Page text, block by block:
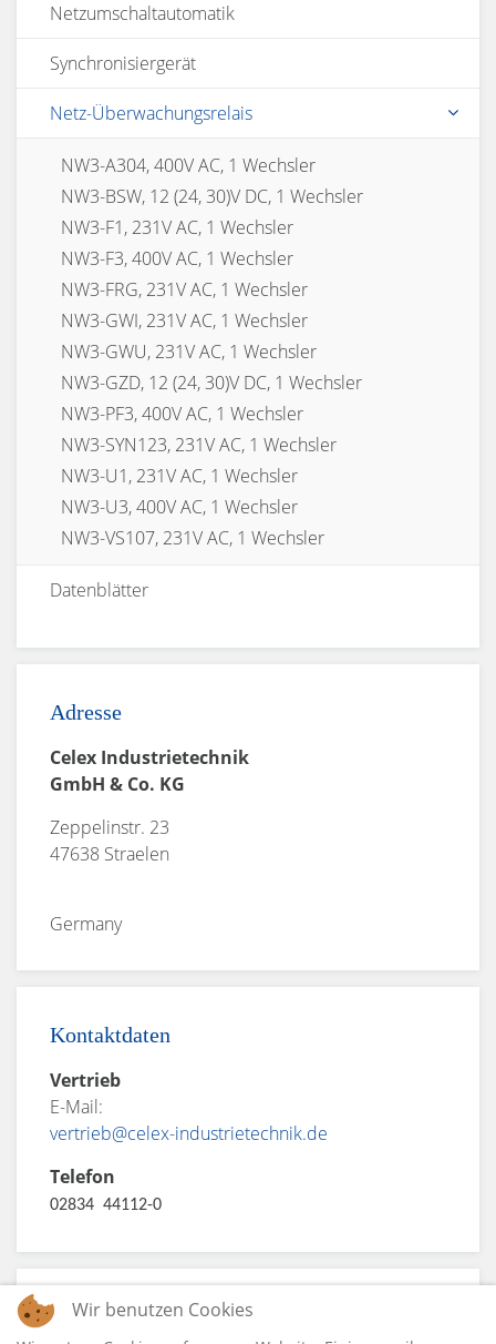
Generatorsteuerung, Mittelspannung
Notsromsteuerung, Niederspannung
Notstromsteuerung, Mittelspannung
Netzumschaltautomatik
Synchronisiergerät
Netz-Überwachungsrelais
NW3-A304, 400V AC, 1 Wechsler
NW3-BSW, 12 (24, 30)V DC, 1 Wechsler
NW3-F1, 231V AC, 1 Wechsler
NW3-F3, 400V AC, 1 Wechsler
NW3-FRG, 231V AC, 1 Wechsler
NW3-GWI, 231V AC, 1 Wechsler
NW3-GWU, 231V AC, 1 Wechsler
NW3-GZD, 12 (24, 30)V DC, 1 Wechsler
NW3-PF3, 400V AC, 1 Wechsler
NW3-SYN123, 231V AC, 1 Wechsler
NW3-U1, 231V AC, 1 Wechsler
NW3-U3, 400V AC, 1 Wechsler
NW3-VS107, 231V AC, 1 Wechsler
Datenblätter
Adresse
Celex Industrietechnik
GmbH & Co. KG
Zeppelinstr. 23
47638 Straelen
Germany
Kontaktdaten
Vertrieb
E-Mail:
vertrieb@celex-industrietechnik.de
Telefon
02834 44112-0
Öffnungszeiten
Wir benutzen Cookies